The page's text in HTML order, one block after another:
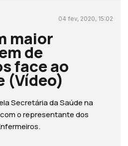
04 fev, 2020, 15:02
maior
de
face ao
(Vídeo)
Secretária da Saúde na
o representante dos